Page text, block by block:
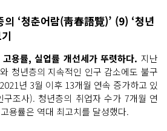
‘청춘어람(靑春語覽)’ (9) ‘청년
용률, 실업률 개선세가 뚜렷하다. 지난
청년층의 지속적인 인구 감소에도 불구
년 3월 이후 13개월 연속 증가하고 있
구조사). 청년층의 취업자 수가 7개월 연
용률은 역대 최고치를 달성했다.